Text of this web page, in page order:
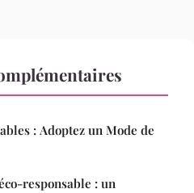
: Adoptez un Mode de
responsable : un